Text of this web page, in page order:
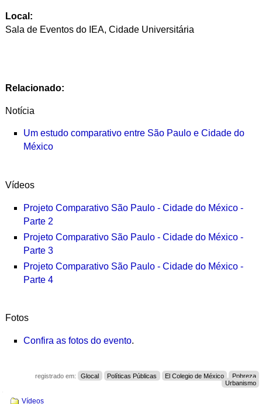
Local:
Sala de Eventos do IEA, Cidade Universitária
Relacionado:
Notícia
Um estudo comparativo entre São Paulo e Cidade do
México
Vídeos
Projeto Comparativo São Paulo - Cidade do México -
Parte 2
Projeto Comparativo São Paulo - Cidade do México -
Parte 3
Projeto Comparativo São Paulo - Cidade do México -
Parte 4
Fotos
Confira as fotos do evento.
registrado em: Glocal Políticas Públicas El Colegio de México
Pobreza
Urbanismo
Navegação
Vídeos